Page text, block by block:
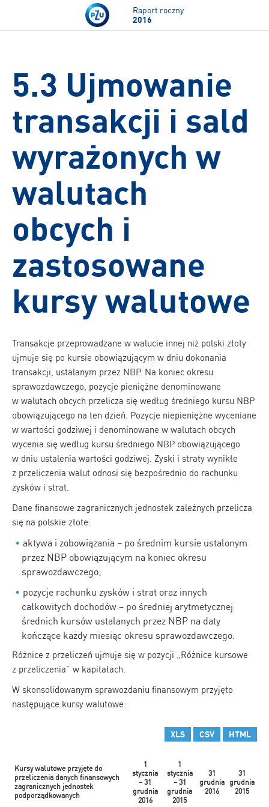
Przejdź do treści
Raport roczny
2016
5.3 Ujmowanie
transakcji i sald
wyrażonych w
walutach
obcych i
zastosowane
kursy walutowe
Transakcje przeprowadzane w walucie innej niż polski złoty
ujmuje się po kursie obowiązującym w dniu dokonania
transakcji, ustalanym przez NBP. Na koniec okresu
sprawozdawczego, pozycje pieniężne denominowane
w walutach obcych przelicza się według średniego kursu NBP
obowiązującego na ten dzień. Pozycje niepieniężne wyceniane
w wartości godziwej i denominowane w walutach obcych
wycenia się według kursu średniego NBP obowiązującego
w dniu ustalenia wartości godziwej. Zyski i straty wynikłe
z przeliczenia walut odnosi się bezpośrednio do rachunku
zysków i strat.
Dane finansowe zagranicznych jednostek zależnych przelicza
się na polskie złote:
aktywa i zobowiązania – po średnim kursie ustalonym
przez NBP obowiązującym na koniec okresu
sprawozdawczego;
pozycje rachunku zysków i strat oraz innych
całkowitych dochodów – po średniej arytmetycznej
średnich kursów ustalanych przez NBP na daty
kończące każdy miesiąc okresu sprawozdawczego.
Różnice z przeliczeń ujmuje się w pozycji „Różnice kursowe
z przeliczenia” w kapitałach.
W skonsolidowanym sprawozdaniu finansowym przyjęto
następujące kursy walutowe:
XLS CSV HTML
Kursy walutowe przyjęte do
przeliczenia danych finansowych
zagranicznych jednostek
podporządkowanych
1
stycznia
– 31
grudnia
2016
1
stycznia
– 31
grudnia
2015
31
grudnia
2016
31
grudnia
2015